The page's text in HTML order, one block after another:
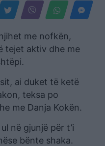
me nofkën,
tejet aktiv dhe me
ai duket të ketë
teksa po
me Danja Kokën.
në gjunjë për t’i
bënte shaka.